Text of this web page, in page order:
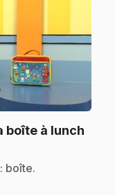
boîte à lunch
boîte.